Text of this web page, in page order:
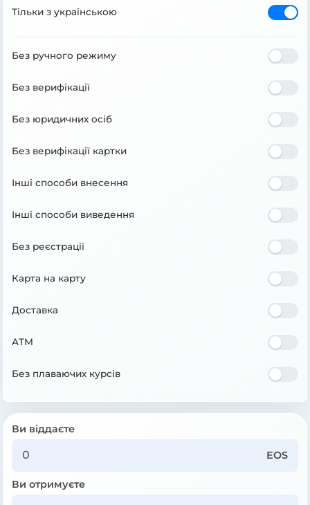
Тільки з українською
Без ручного режиму
Без верифікації
Без юридичних осіб
Без верифікації картки
Інші способи внесення
Інші способи виведення
Без реєстрації
Карта на карту
Доставка
ATM
Без плаваючих курсів
Ви віддаєте
EOS
Ви отримуєте